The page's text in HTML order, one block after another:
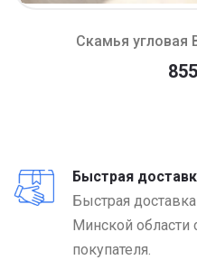
Скамья угловая
Быстрая
Быстрая
Минской
покупателя.